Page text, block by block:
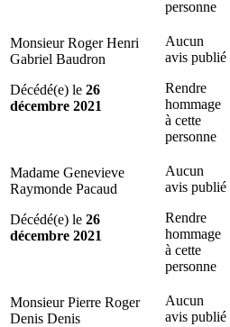
personne
Monsieur Roger Henri
Gabriel Baudron
Décédé(e) le 26
décembre 2021
Aucun
avis publié
Rendre
hommage
à cette
personne
Madame Genevieve
Raymonde Pacaud
Décédé(e) le 26
décembre 2021
Aucun
avis publié
Rendre
hommage
à cette
personne
Monsieur Pierre Roger
Denis Denis
Aucun
avis publié